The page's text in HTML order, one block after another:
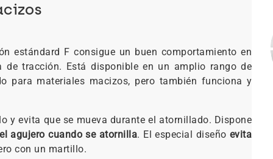
estándard F consigue un buen comportamiento en
de tracción. Está disponible en un amplio rango de
para materiales macizos, pero también funciona y
y evita que se mueva durante el atornillado. Dispone
agujero cuando se atornilla. El especial diseño evita
con un martillo.